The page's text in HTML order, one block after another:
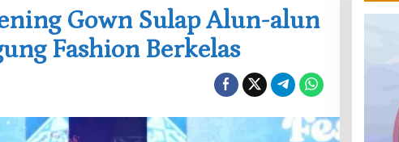
Gown Sulap Alun-alun
Fashion Berkelas